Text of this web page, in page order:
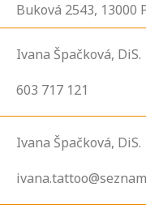
Buková 2543, 13000
Ivana Špačková, DiS.
603 717 121
Ivana Špačková, DiS.